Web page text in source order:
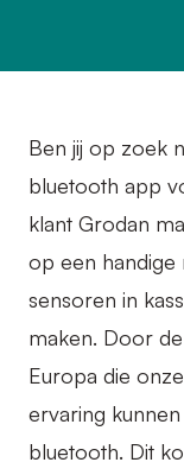
Ben jij op zoek
bluetooth app
klant Grodan
op een handige
sensoren in
maken. Door
Europa die
ervaring
bluetooth. Dit